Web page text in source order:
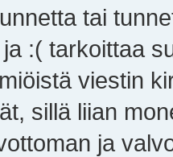
tai
:( tarkoittaa
viestin
sillä liian
ja